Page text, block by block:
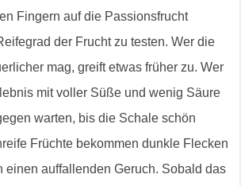
Fingern auf die Passionsfrucht
der Frucht zu testen. Wer die
mag, greift etwas früher zu. Wer
mit voller Süße und wenig Säure
warten, bis die Schale schön
Früchte bekommen dunkle Flecken
einen auffallenden Geruch. Sobald das